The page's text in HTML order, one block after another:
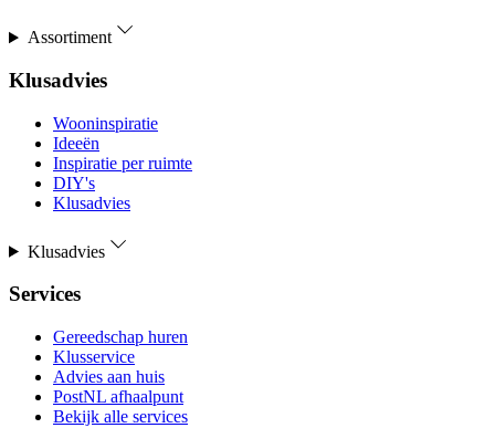
Assortiment
Klusadvies
Wooninspiratie
Ideeën
Inspiratie per ruimte
DIY's
Klusadvies
Klusadvies
Services
Gereedschap huren
Klusservice
Advies aan huis
PostNL afhaalpunt
Bekijk alle services